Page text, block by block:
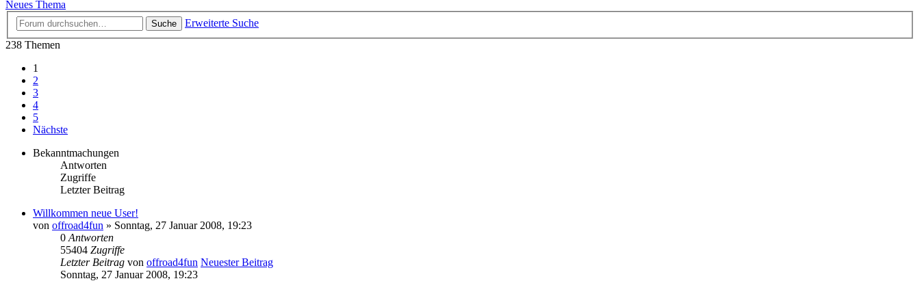
Neues Thema
Suche
Erweiterte Suche
238 Themen
1
2
3
4
5
Nächste
Bekanntmachungen
Antworten
Zugriffe
Letzter Beitrag
Willkommen neue User!
von offroad4fun » Sonntag, 27 Januar 2008, 19:23
0 Antworten
55404 Zugriffe
Letzter Beitrag von offroad4fun Neuester Beitrag
Sonntag, 27 Januar 2008, 19:23